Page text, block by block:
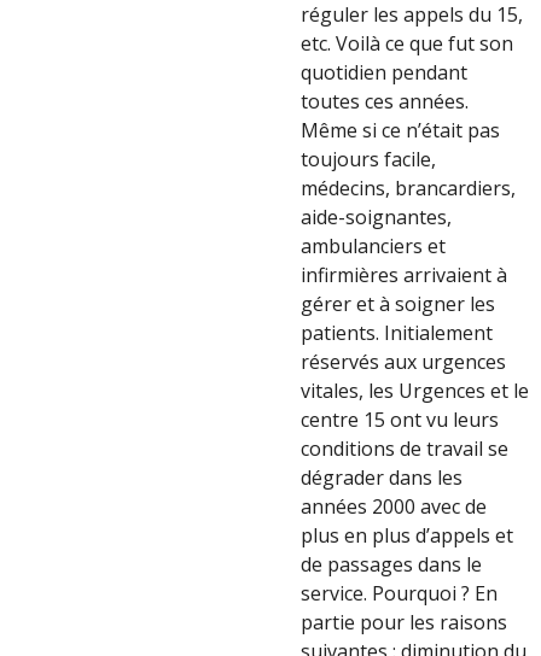
réguler les appels du 15,
etc. Voilà ce que fut son
quotidien pendant
toutes ces années.
Même si ce n’était pas
toujours facile,
médecins, brancardiers,
aide-soignantes,
ambulanciers et
infirmières arrivaient à
gérer et à soigner les
patients. Initialement
réservés aux urgences
vitales, les Urgences et le
centre 15 ont vu leurs
conditions de travail se
dégrader dans les
années 2000 avec de
plus en plus d’appels et
de passages dans le
service. Pourquoi ? En
partie pour les raisons